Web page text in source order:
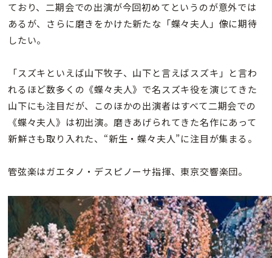
ており、二期会での出演が今回初めてというのが意外では
あるが、さらに磨きをかけた新たな「蝶々夫人」像に期待
したい。
「スズキといえば山下牧子、山下と言えばスズキ」と言わ
れるほど数多くの《蝶々夫人》で名スズキ役を演じてきた
山下にも注目だが、このほかの出演者はすべて二期会での
《蝶々夫人》は初出演。磨きあげられてきた名作にあって
新鮮さも取り入れた、“新生・蝶々夫人”に注目が集まる。
管弦楽はガエタノ・デスピノーサ指揮、東京交響楽団。